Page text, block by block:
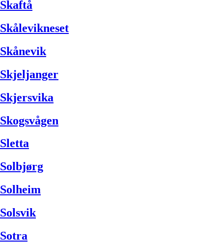
Skaftå
Skålevikneset
Skånevik
Skjeljanger
Skjersvika
Skogsvågen
Sletta
Solbjørg
Solheim
Solsvik
Sotra